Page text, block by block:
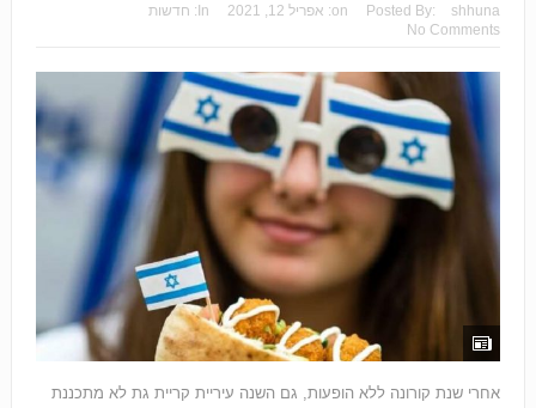
Posted By: shhuna
on: אפריל 12, 2021 In:
חדשות
No Comments
אחרי שנת קורונה ללא הופעות, גם השנה עיריית קריית גת לא מתכננת